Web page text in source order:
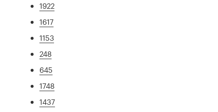
1922
1617
1153
248
645
1748
1437